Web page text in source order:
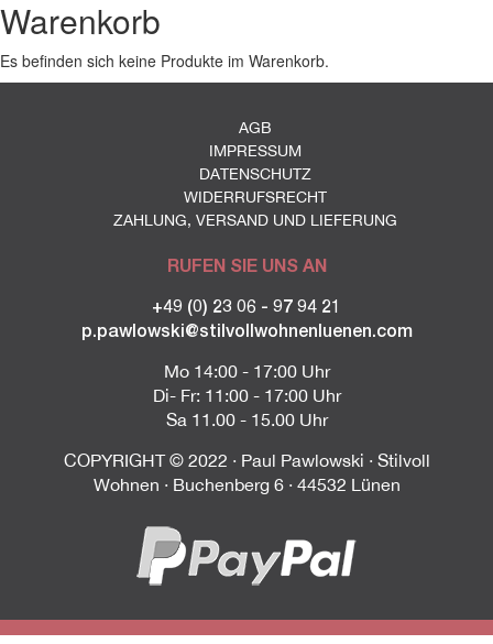
Warenkorb
Es befinden sich keine Produkte im Warenkorb.
AGB
IMPRESSUM
DATENSCHUTZ
WIDERRUFSRECHT
ZAHLUNG, VERSAND UND LIEFERUNG
RUFEN SIE UNS AN
+49 (0) 23 06 - 97 94 21
p.pawlowski@stilvollwohnenluenen.com
Mo 14:00 - 17:00 Uhr
Di- Fr: 11:00 - 17:00 Uhr
Sa 11.00 - 15.00 Uhr
COPYRIGHT © 2022 · Paul Pawlowski · Stilvoll
Wohnen · Buchenberg 6 · 44532 Lünen